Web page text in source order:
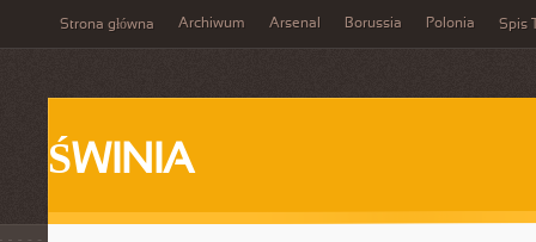
Strona główna Archiwum Arsenal Borussia Polonia Spis
ŚWINIA